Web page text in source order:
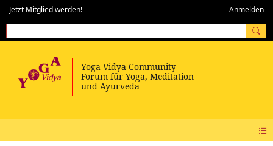
Jetzt Mitglied werden! Anmelden